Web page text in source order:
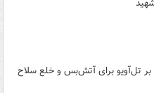
بر تل‌آویو برای آتش‌بس و خلع سلاح